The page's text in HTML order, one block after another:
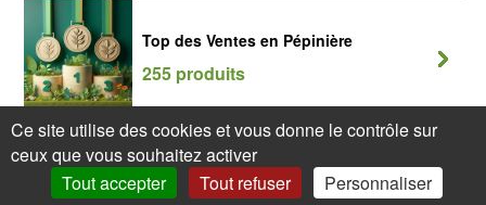
Top des Ventes en Pépinière
255 produits
Ce site utilise des cookies et vous donne le contrôle sur
ceux que vous souhaitez activer
Tout accepter
Tout refuser Personnaliser